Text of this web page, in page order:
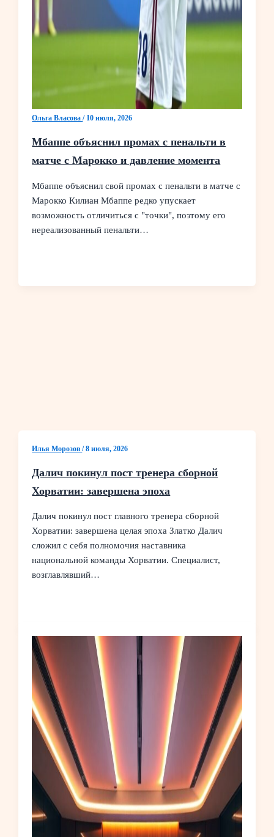
Ольга Власова/ 10 июля, 2026
Мбаппе объяснил промах с пенальти в
матче с Марокко и давление момента
Мбаппе объяснил свой промах с пенальти в матче с
Марокко Килиан Мбаппе редко упускает
возможность отличиться с "точки", поэтому его
нереализованный пенальти…
Илья Морозов/8 июля, 2026
Далич покинул пост тренера сборной
Хорватии: завершена эпоха
Далич покинул пост главного тренера сборной
Хорватии: завершена целая эпоха Златко Далич
сложил с себя полномочия наставника
национальной команды Хорватии. Специалист,
возглавлявший…